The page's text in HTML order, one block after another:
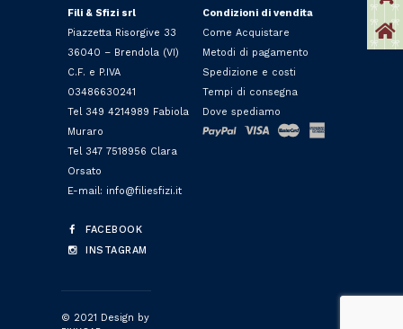
Fili & Sfizi srl
Piazzetta Risorgive 33
36040 – Brendola (VI)
C.F. e P.IVA
03486630241
Tel 349 4214989 Fabiola
Muraro
Tel 347 7518956 Clara
Orsato
E-mail: info@filiesfizi.it
FACEBOOK
INSTAGRAM
Condizioni di vendita
Come Acquistare
Metodi di pagamento
Spedizione e costi
Tempi di consegna
Dove spediamo
© 2021 Design by